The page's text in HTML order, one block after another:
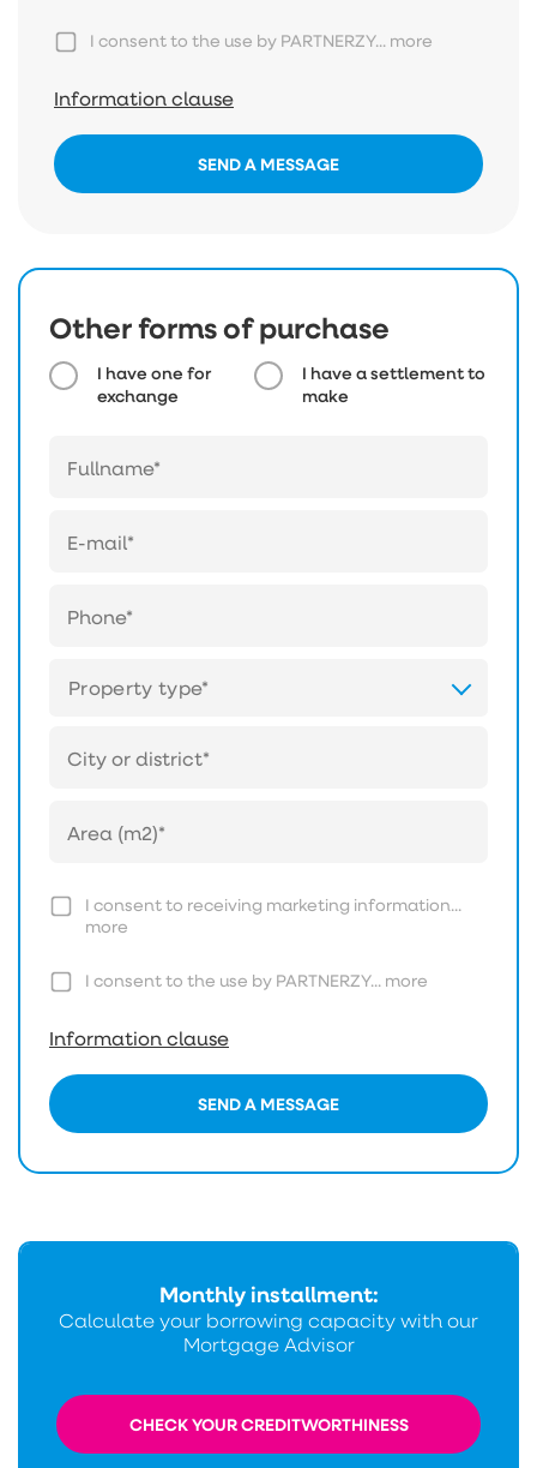
I consent to the use by PARTNERZY... more
Information clause
SEND A MESSAGE
Other forms of purchase
I have one for
exchange
I have a settlement to
make
Property type*
I consent to receiving marketing information...
more
I consent to the use by PARTNERZY... more
Information clause
SEND A MESSAGE
Monthly installment:
Calculate your borrowing capacity with our
Mortgage Advisor
CHECK YOUR CREDITWORTHINESS